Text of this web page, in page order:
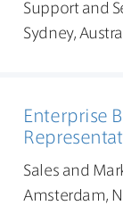
Support and
Sydney,
Enterprise
Sales and
Amsterdam,